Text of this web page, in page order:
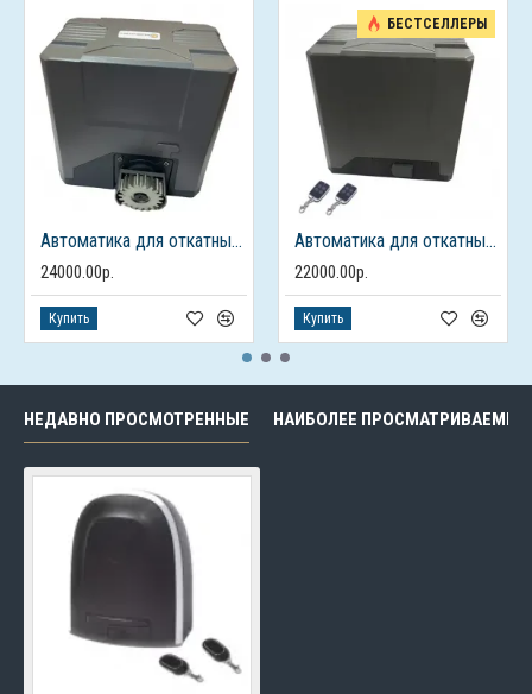
Автоматика для откатных ворот FURNITEH PY 1000 AC
24000.00р.
Купить
БЕСТСЕЛЛЕРЫ
Автоматика для откатных ворот FURNITEH PY 800 AC
22000.00р.
Купить
НЕДАВНО ПРОСМОТРЕННЫЕ НАИБОЛЕЕ ПРОСМАТРИВАЕМЫЕ